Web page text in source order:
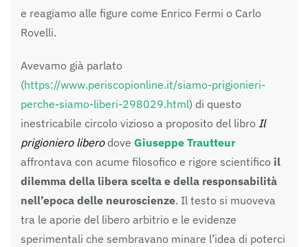
e reagiamo alle figure come Enrico Fermi o Carlo
Rovelli.
Avevamo già parlato
(https://www.periscopionline.it/siamo-prigionieri-
perche-siamo-liberi-298029.html) di questo
inestricabile circolo vizioso a proposito del libro Il
prigioniero liberodove Giuseppe Trautteur
affrontava con acume filosofico e rigore scientifico il
dilemma della libera scelta e della responsabilità
nell’epoca delle neuroscienze. Il testo si muoveva
tra le aporie del libero arbitrio e le evidenze
sperimentali che sembravano minare l’idea di poterci